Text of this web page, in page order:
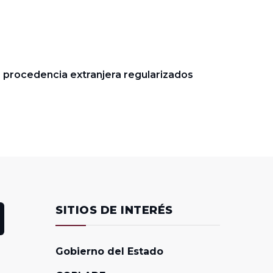
extranjera regularizados
SITIOS DE INTERÉS
Gobierno del Estado